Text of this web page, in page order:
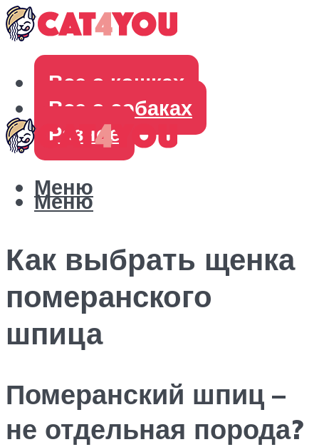
Все о кошках
Все о собаках
Разное
Меню
Меню
Как выбрать щенка
померанского
шпица
Померанский шпиц –
не отдельная порода?